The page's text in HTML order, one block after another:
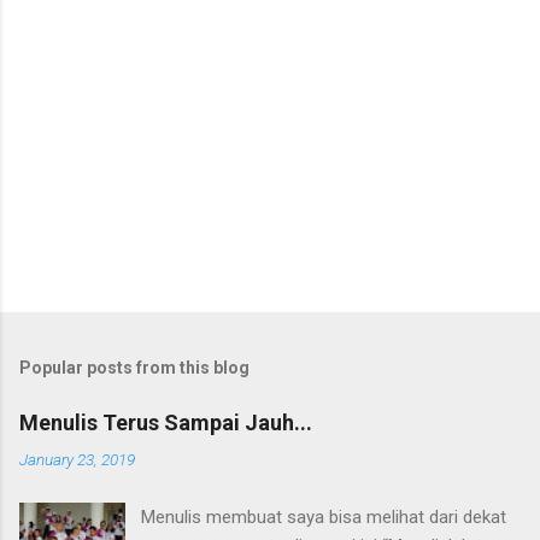
Popular posts from this blog
Menulis Terus Sampai Jauh...
January 23, 2019
Menulis membuat saya bisa melihat dari dekat